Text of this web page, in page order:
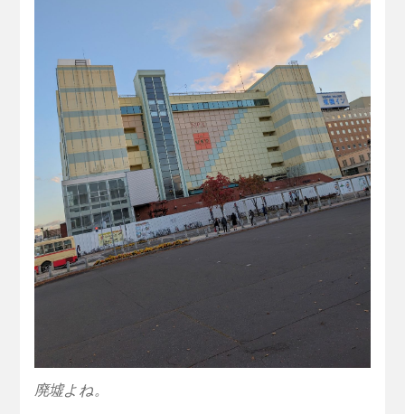
廃墟よね。